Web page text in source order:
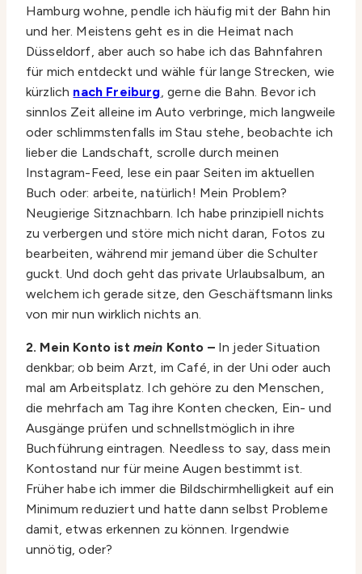
Hamburg wohne, pendle ich häufig mit der Bahn hin
und her. Meistens geht es in die Heimat nach
Düsseldorf, aber auch so habe ich das Bahnfahren
für mich entdeckt und wähle für lange Strecken, wie
kürzlich nach Freiburg, gerne die Bahn. Bevor ich
sinnlos Zeit alleine im Auto verbringe, mich langweile
oder schlimmstenfalls im Stau stehe, beobachte ich
lieber die Landschaft, scrolle durch meinen
Instagram-Feed, lese ein paar Seiten im aktuellen
Buch oder: arbeite, natürlich! Mein Problem?
Neugierige Sitznachbarn. Ich habe prinzipiell nichts
zu verbergen und störe mich nicht daran, Fotos zu
bearbeiten, während mir jemand über die Schulter
guckt. Und doch geht das private Urlaubsalbum, an
welchem ich gerade sitze, den Geschäftsmann links
von mir nun wirklich nichts an.
2. Mein Konto ist mein Konto – In jeder Situation
denkbar; ob beim Arzt, im Café, in der Uni oder auch
mal am Arbeitsplatz. Ich gehöre zu den Menschen,
die mehrfach am Tag ihre Konten checken, Ein- und
Ausgänge prüfen und schnellstmöglich in ihre
Buchführung eintragen. Needless to say, dass mein
Kontostand nur für meine Augen bestimmt ist.
Früher habe ich immer die Bildschirmhelligkeit auf ein
Minimum reduziert und hatte dann selbst Probleme
damit, etwas erkennen zu können. Irgendwie
unnötig, oder?